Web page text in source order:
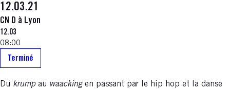
12.03.21
CN D à Lyon
12.03
08:00
Terminé
Du krump au waackingen passant par le hip hop et la danse